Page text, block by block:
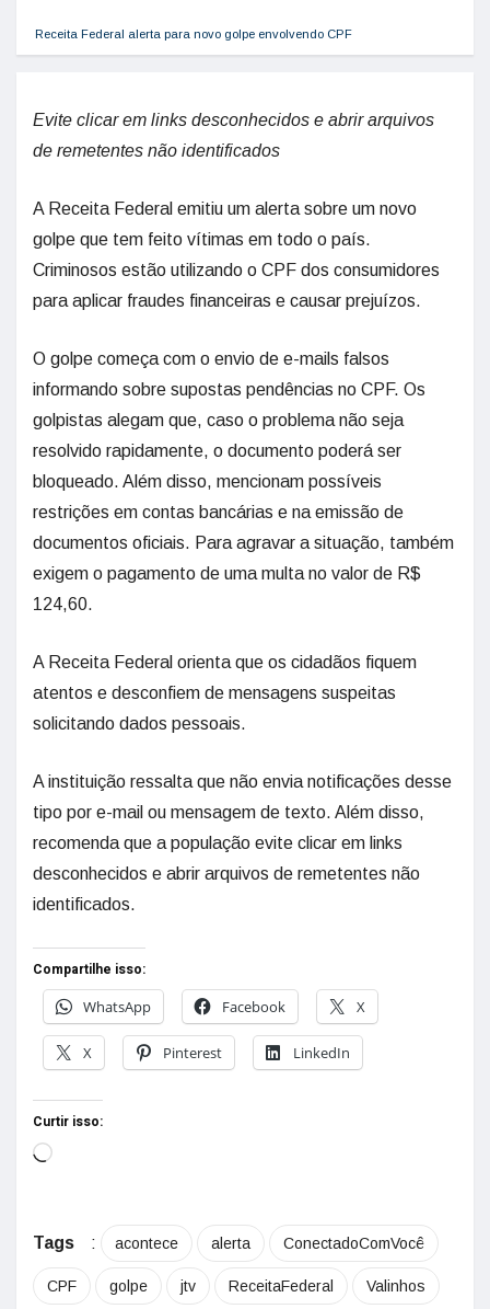
Receita Federal alerta para novo golpe envolvendo CPF
Evite clicar em links desconhecidos e abrir arquivos
de remetentes não identificados
A Receita Federal emitiu um alerta sobre um novo
golpe que tem feito vítimas em todo o país.
Criminosos estão utilizando o CPF dos consumidores
para aplicar fraudes financeiras e causar prejuízos.
O golpe começa com o envio de e-mails falsos
informando sobre supostas pendências no CPF. Os
golpistas alegam que, caso o problema não seja
resolvido rapidamente, o documento poderá ser
bloqueado. Além disso, mencionam possíveis
restrições em contas bancárias e na emissão de
documentos oficiais. Para agravar a situação, também
exigem o pagamento de uma multa no valor de R$
124,60.
A Receita Federal orienta que os cidadãos fiquem
atentos e desconfiem de mensagens suspeitas
solicitando dados pessoais.
A instituição ressalta que não envia notificações desse
tipo por e-mail ou mensagem de texto. Além disso,
recomenda que a população evite clicar em links
desconhecidos e abrir arquivos de remetentes não
identificados.
Compartilhe isso:
WhatsApp
Facebook X
X Pinterest LinkedIn
Curtir isso:
Tags : acontece alerta ConectadoComVocê
CPF golpe jtv ReceitaFederal Valinhos